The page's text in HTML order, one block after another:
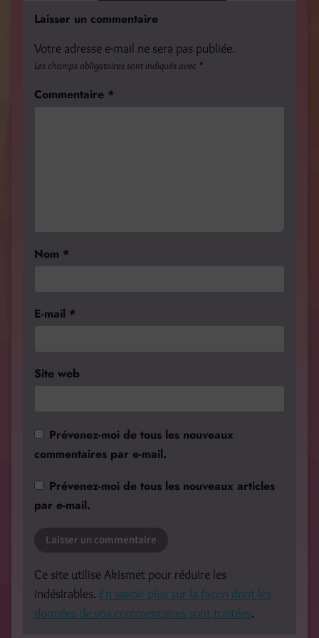
Laisser un commentaire
Votre adresse e-mail ne sera pas publiée.
Les champs obligatoires sont indiqués avec *
Commentaire *
Nom *
E-mail *
Site web
Prévenez-moi de tous les nouveaux
commentaires par e-mail.
Prévenez-moi de tous les nouveaux articles
par e-mail.
Ce site utilise Akismet pour réduire les
indésirables. En savoir plus sur la façon dont les
données de vos commentaires sont traitées.